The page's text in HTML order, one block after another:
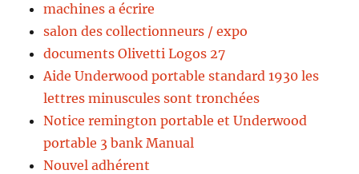
machines a écrire
salon des collectionneurs / expo
documents Olivetti Logos 27
Aide Underwood portable standard 1930 les
lettres minuscules sont tronchées
Notice remington portable et Underwood
portable 3 bank Manual
Nouvel adhérent